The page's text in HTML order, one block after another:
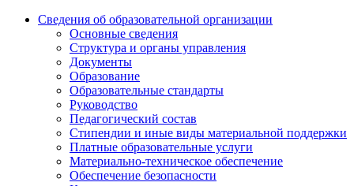
Сведения об образовательной организации
Основные сведения
Структура и органы управления
Документы
Образование
Образовательные стандарты
Руководство
Педагогический состав
Стипендии и иные виды материальной поддержки
Платные образовательные услуги
Материально-техническое обеспечение
Обеспечение безопасности